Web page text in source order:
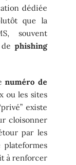
dédiée
que la
souvent
phishing
numéro de
ou les sites
existe
cloisonner
par les
à renforcer